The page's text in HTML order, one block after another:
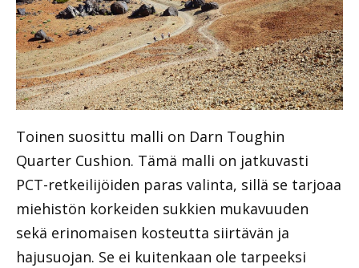
Toinen suosittu malli on Darn Toughin
Quarter Cushion. Tämä malli on jatkuvasti
PCT-retkeilijöiden paras valinta, sillä se tarjoaa
miehistön korkeiden sukkien mukavuuden
sekä erinomaisen kosteutta siirtävän ja
hajusuojan. Se ei kuitenkaan ole tarpeeksi